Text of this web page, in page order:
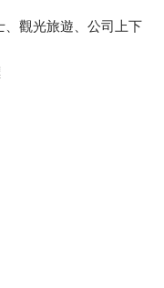
觀光旅遊、公司上下